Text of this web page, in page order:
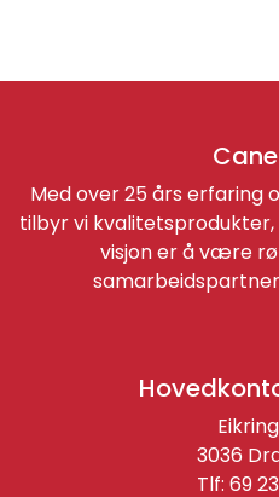
Med over 25 års
tilbyr vi
visjon er å være
3036
Tlf: 69